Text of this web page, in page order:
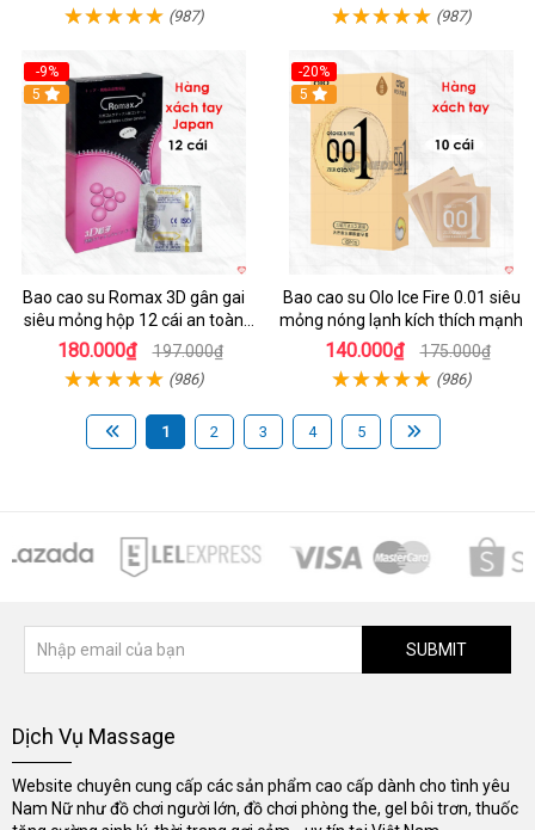
(987) (987)
-9%
5
Bao cao su Romax 3D gân gai
siêu mỏng hộp 12 cái an toàn
chất lượng
180.000₫ 197.000₫
(986)
-20%
5
Bao cao su Olo Ice Fire 0.01 siêu
mỏng nóng lạnh kích thích mạnh
140.000₫ 175.000₫
(986)
1 2 3 4 5
SUBMIT
Dịch Vụ Massage
Website chuyên cung cấp các sản phẩm cao cấp dành cho tình yêu
Nam Nữ như đồ chơi người lớn, đồ chơi phòng the, gel bôi trơn, thuốc